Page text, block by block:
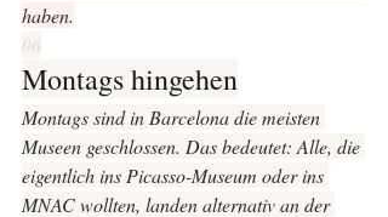
haben.
06
Montags hingehen
Montags sind in Barcelona die meisten
Museen geschlossen. Das bedeutet: Alle, die
eigentlich ins Picasso-Museum oder ins
MNAC wollten, landen alternativ an der